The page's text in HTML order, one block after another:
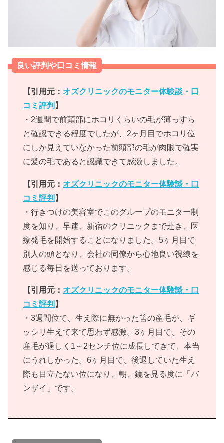
良い評判や口コミ情報
【引用元： オズクリニックのモニター体験談・口
コミ評判 】
・2週間で前頭部にホコリくらいの毛が薄っすら
と確認できる程度でしたが、2ヶ月目でホコリ位
にしか見えていなかった前頭部の毛が肉眼で確実
に髪の毛であると認識できて感激しました。
【引用元： オズクリニックのモニター体験談・口
コミ評判 】
・行きつけの美容室でこのグループのモニター制
度を知り、早速、新宿のクリニックまで赴き、医
療発毛を開始することになりました。5ヶ月目で
別人の頭となり、会社の同僚から心地良い視線を
感じる毎日を送っております。
【引用元： オズクリニックのモニター体験談・口
コミ評判 】
・3週間位で、生え際に無かった筈の産毛が、ギ
ッシリ生えて来て思わず感激。3ヶ月目で、その
産毛が逞しく1～2センチ位に成長してきて、本当
にうれしかった。6ヶ月目で、後退していた生え
際も目立たない位になり、朝、鏡を見る度に「バ
ンザイ」です。